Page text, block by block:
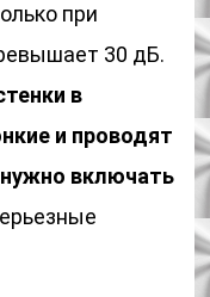
при
30 дБ.
в
и проводят
включать